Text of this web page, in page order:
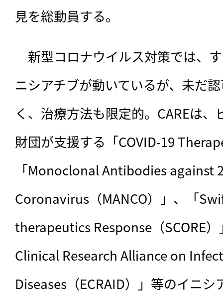
見を総動員する。
新型コロナウイルス対策では、
ニシアチブが動いているが、未だ
く、治療方法も限定的。CAREは
財団が支援する「COVID-19
「Monoclonal Antibodies against
Coronavirus（MANCO）」、「
therapeutics Response（SCORE
Clinical Research Alliance on
Diseases（ECRAID）」等のイニ